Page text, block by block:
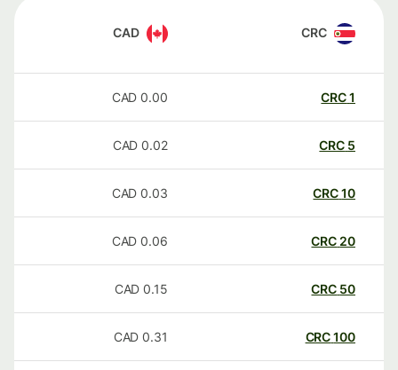
CRC
CAD
CRC
0.00
CAD
CRC
0.02
CAD
CRC
0.03
CAD
20
CRC
0.06
CAD
50
CRC
0.15
CAD
100
CRC
0.31
CAD